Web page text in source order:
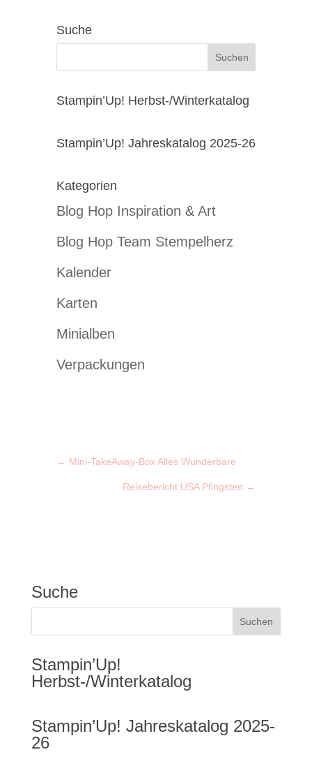
Suche
Stampin’Up! Herbst-/Winterkatalog
Stampin’Up! Jahreskatalog 2025-26
Kategorien
Blog Hop Inspiration & Art
Blog Hop Team Stempelherz
Kalender
Karten
Minialben
Verpackungen
← Mini-TakeAway-Box Alles Wunderbare
Reisebericht USA Pfingsten →
Suche
Stampin’Up!
Herbst-/Winterkatalog
Stampin’Up! Jahreskatalog 2025-
26